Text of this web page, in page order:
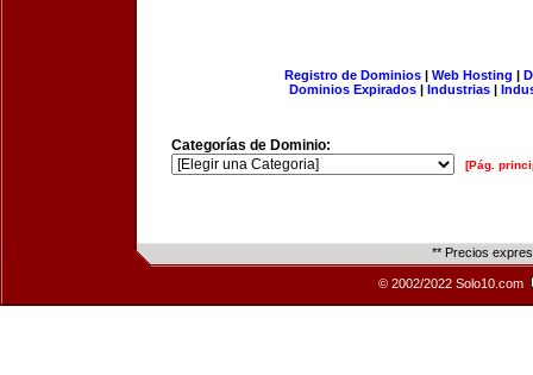
Registro de Dominios| Web Hosting |
Dominios Expirados | Industrias |
Categorías de Dominio:
[Pág.
** Precios
© 2002/2022 Solo10.com